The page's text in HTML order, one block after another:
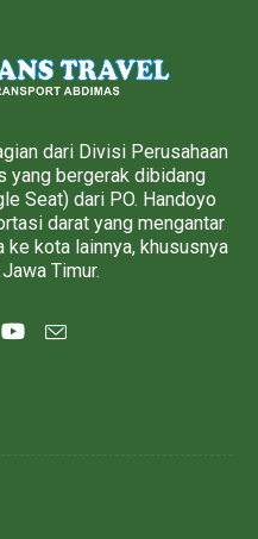
dari Divisi Perusahaan
yang bergerak dibidang
Seat) dari PO. Handoyo
darat yang mengantar
kota lainnya, khususnya
Timur.